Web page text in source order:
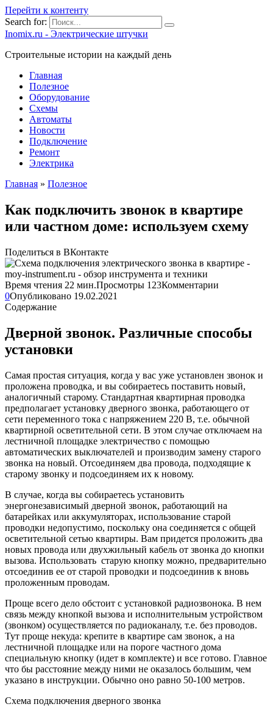
Перейти к контенту
Search for:
Inomix.ru - Электрические штучки
Cтроительные истории на каждый день
Главная
Полезное
Оборудование
Схемы
Автоматы
Новости
Подключение
Ремонт
Электрика
Главная » Полезное
Как подключить звонок в квартире
или частном доме: используем схему
Поделиться в ВКонтакте
Время чтения 22 мин.Просмотры 123Комментарии
0Опубликовано 19.02.2021
Содержание
Дверной звонок. Различные способы
установки
Самая простая ситуация, когда у вас уже установлен звонок и
проложена проводка, и вы собираетесь поставить новый,
аналогичный старому. Стандартная квартирная проводка
предполагает установку дверного звонка, работающего от
сети переменного тока с напряжением 220 В, т.е. обычной
квартирной осветительной сети. В этом случае отключаем на
лестничной площадке электричество с помощью
автоматических выключателей и производим замену старого
звонка на новый. Отсоединяем два провода, подходящие к
старому звонку и подсоединяем их к новому.
В случае, когда вы собираетесь установить
энергонезависимый дверной звонок, работающий на
батарейках или аккумуляторах, использование старой
проводки недопустимо, поскольку она соединяется с общей
осветительной сетью квартиры. Вам придется проложить два
новых провода или двухжильный кабель от звонка до кнопки
вызова. Использовать старую кнопку можно, предварительно
отсоединив ее от старой проводки и подсоединив к вновь
проложенным проводам.
Проще всего дело обстоит с установкой радиозвонока. В нем
связь между кнопкой вызова и исполнительным устройством
(звонком) осуществляется по радиоканалу, т.е. без проводов.
Тут проще некуда: крепите в квартире сам звонок, а на
лестничной площадке или на пороге частного дома
специальную кнопку (идет в комплекте) и все готово. Главное
что бы расстояние между ними не оказалось большим, чем
указано в инструкции. Обычно оно равно 50-100 метров.
Схема подключения дверного звонка